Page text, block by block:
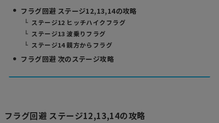
フラグ回避 ステージ12,13,14の攻略
ステージ12 ヒッチハイクフラグ
ステージ13 波乗りフラグ
ステージ14 親方からフラグ
フラグ回避 次のステージ攻略
フラグ回避 ステージ12,13,14の攻略